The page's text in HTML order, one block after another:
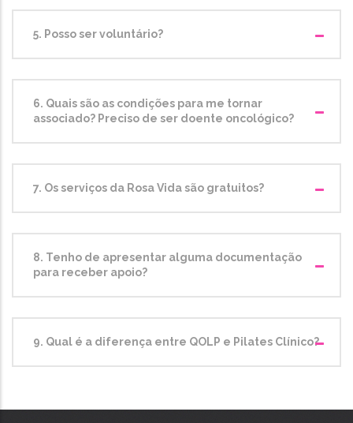
5. Posso ser voluntário?
6. Quais são as condições para me tornar
associado? Preciso de ser doente oncológico?
7. Os serviços da Rosa Vida são gratuitos?
8. Tenho de apresentar alguma documentação
para receber apoio?
9. Qual é a diferença entre QOLP e Pilates Clínico?